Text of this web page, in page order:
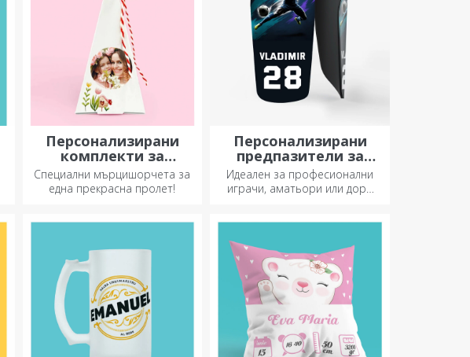
Персонализирани
комплекти за
засаждане на
пирамидални цветя
Специални мърцишорчета за
една прекрасна пролет!
Персонализирани
предпазители за
футбол
Идеален за професионални
играчи, аматьори или дори